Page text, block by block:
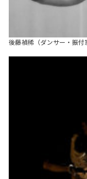
後藤禎稀（ダンサー・振付